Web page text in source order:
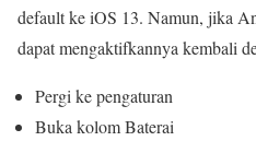
default ke iOS 13. Namun, jika
dapat mengaktifkannya kembali
Pergi ke pengaturan
Buka kolom Baterai